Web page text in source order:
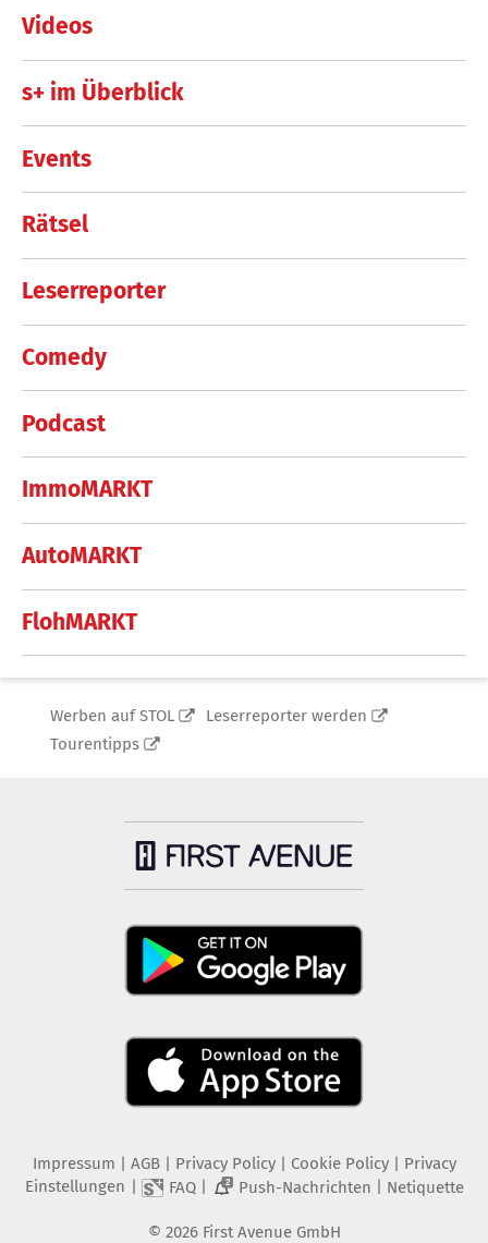
Videos
s+ im Überblick
Events
Rätsel
Leserreporter
Comedy
Podcast
ImmoMARKT
AutoMARKT
FlohMARKT
Werben auf STOL
Leserreporter werden
Tourentipps
Impressum AGB Privacy Policy| Cookie Policy| Privacy
Einstellungen
FAQ| 2 Push-Nachrichten Netiquette
© 2026 First Avenue GmbH